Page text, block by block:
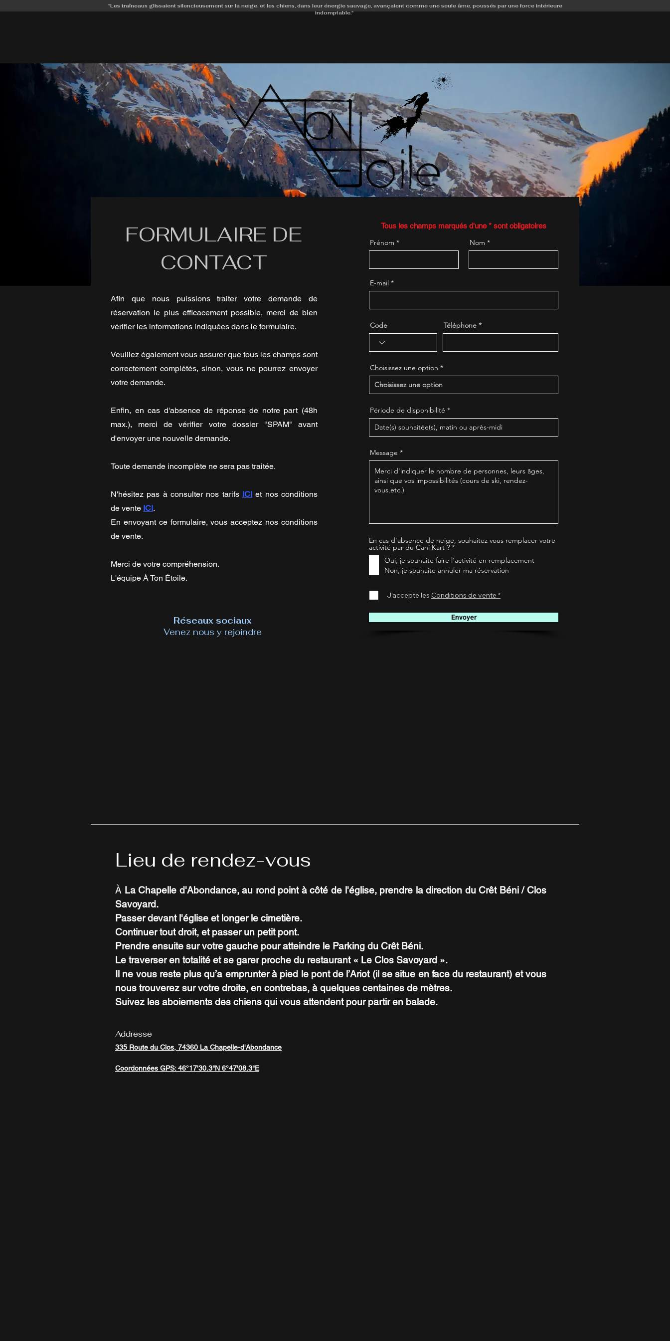
"Les traîneaux glissaient silencieusement sur la neige, et les chiens, dans leur énergie sauvage, avançaient comme une seule âme, poussés par une force intérieure
indomptable."
FORMULAIRE DE
CONTACT
Afin que nous puissions traiter votre demande de
réservation le plus efficacement possible, merci de bien
vérifier les informations indiquées dans le formulaire.
Veuillez également vous assurer que tous les champs sont
correctement complétés, sinon, vous ne pourrez envoyer
votre demande.
Enfin, en cas d'absence de réponse de notre part (48h
max.), merci de vérifier votre dossier "SPAM" avant
d'envoyer une nouvelle demande.
Toute demande incomplète ne sera pas traitée.
N'hésitez pas à consulter nos tarifs ICI et nos conditions
de vente ICI.
En envoyant ce formulaire, vous acceptez nos conditions
de vente.
Merci de votre compréhension.
L'équipe À Ton Étoile.
Réseaux sociaux
Venez nous y rejoindre
Tous les champs marqués d'une * sont obligatoires
Prénom Nom
E-mail
Code Téléphone *
Choisissez une option
Période de disponibilité
Message
En cas d'absence de neige, souhaitez vous remplacer votre
activité par du Cani Kart ? *
l
i
g
o
e
Oui, je souhaite faire l'activité en remplacement
Non, je souhaite annuler ma réservation
J’accepte les Conditions de vente *
Envoyer
Lieu de rendez-vous
À La Chapelle d'Abondance, au rond point à côté de l'église, prendre la direction du Crêt Béni / Clos
Savoyard.
Passer devant l'église et longer le cimetière.
Continuer tout droit, et passer un petit pont.
Prendre ensuite sur votre gauche pour atteindre le Parking du Crêt Béni.
Le traverser en totalité et se garer proche du restaurant « Le Clos Savoyard ».
Il ne vous reste plus qu’a emprunter à pied le pont de l’Ariot (il se situe en face du restaurant) et vous
nous trouverez sur votre droite, en contrebas, à quelques centaines de mètres.
Suivez les aboiements des chiens qui vous attendent pour partir en balade.
Addresse
335 Route du Clos, 74360 La Chapelle-d'Abondance
Coordonnées GPS: 46°17'30.3"N 6°47'08.3"E